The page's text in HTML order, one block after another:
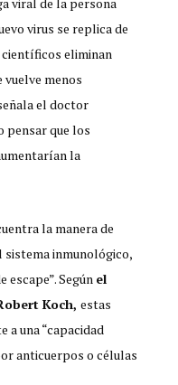
virus se replica de
científicos eliminan
vuelve menos
el doctor
pensar que los
la
la manera de
sistema inmunológico,
escape”. Según el
Koch, estas
a una “capacidad
anticuerpos o células